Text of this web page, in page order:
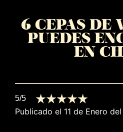
6 CEPAS DE
PUEDES
EN
5/5
Publicado el 11 de Enero